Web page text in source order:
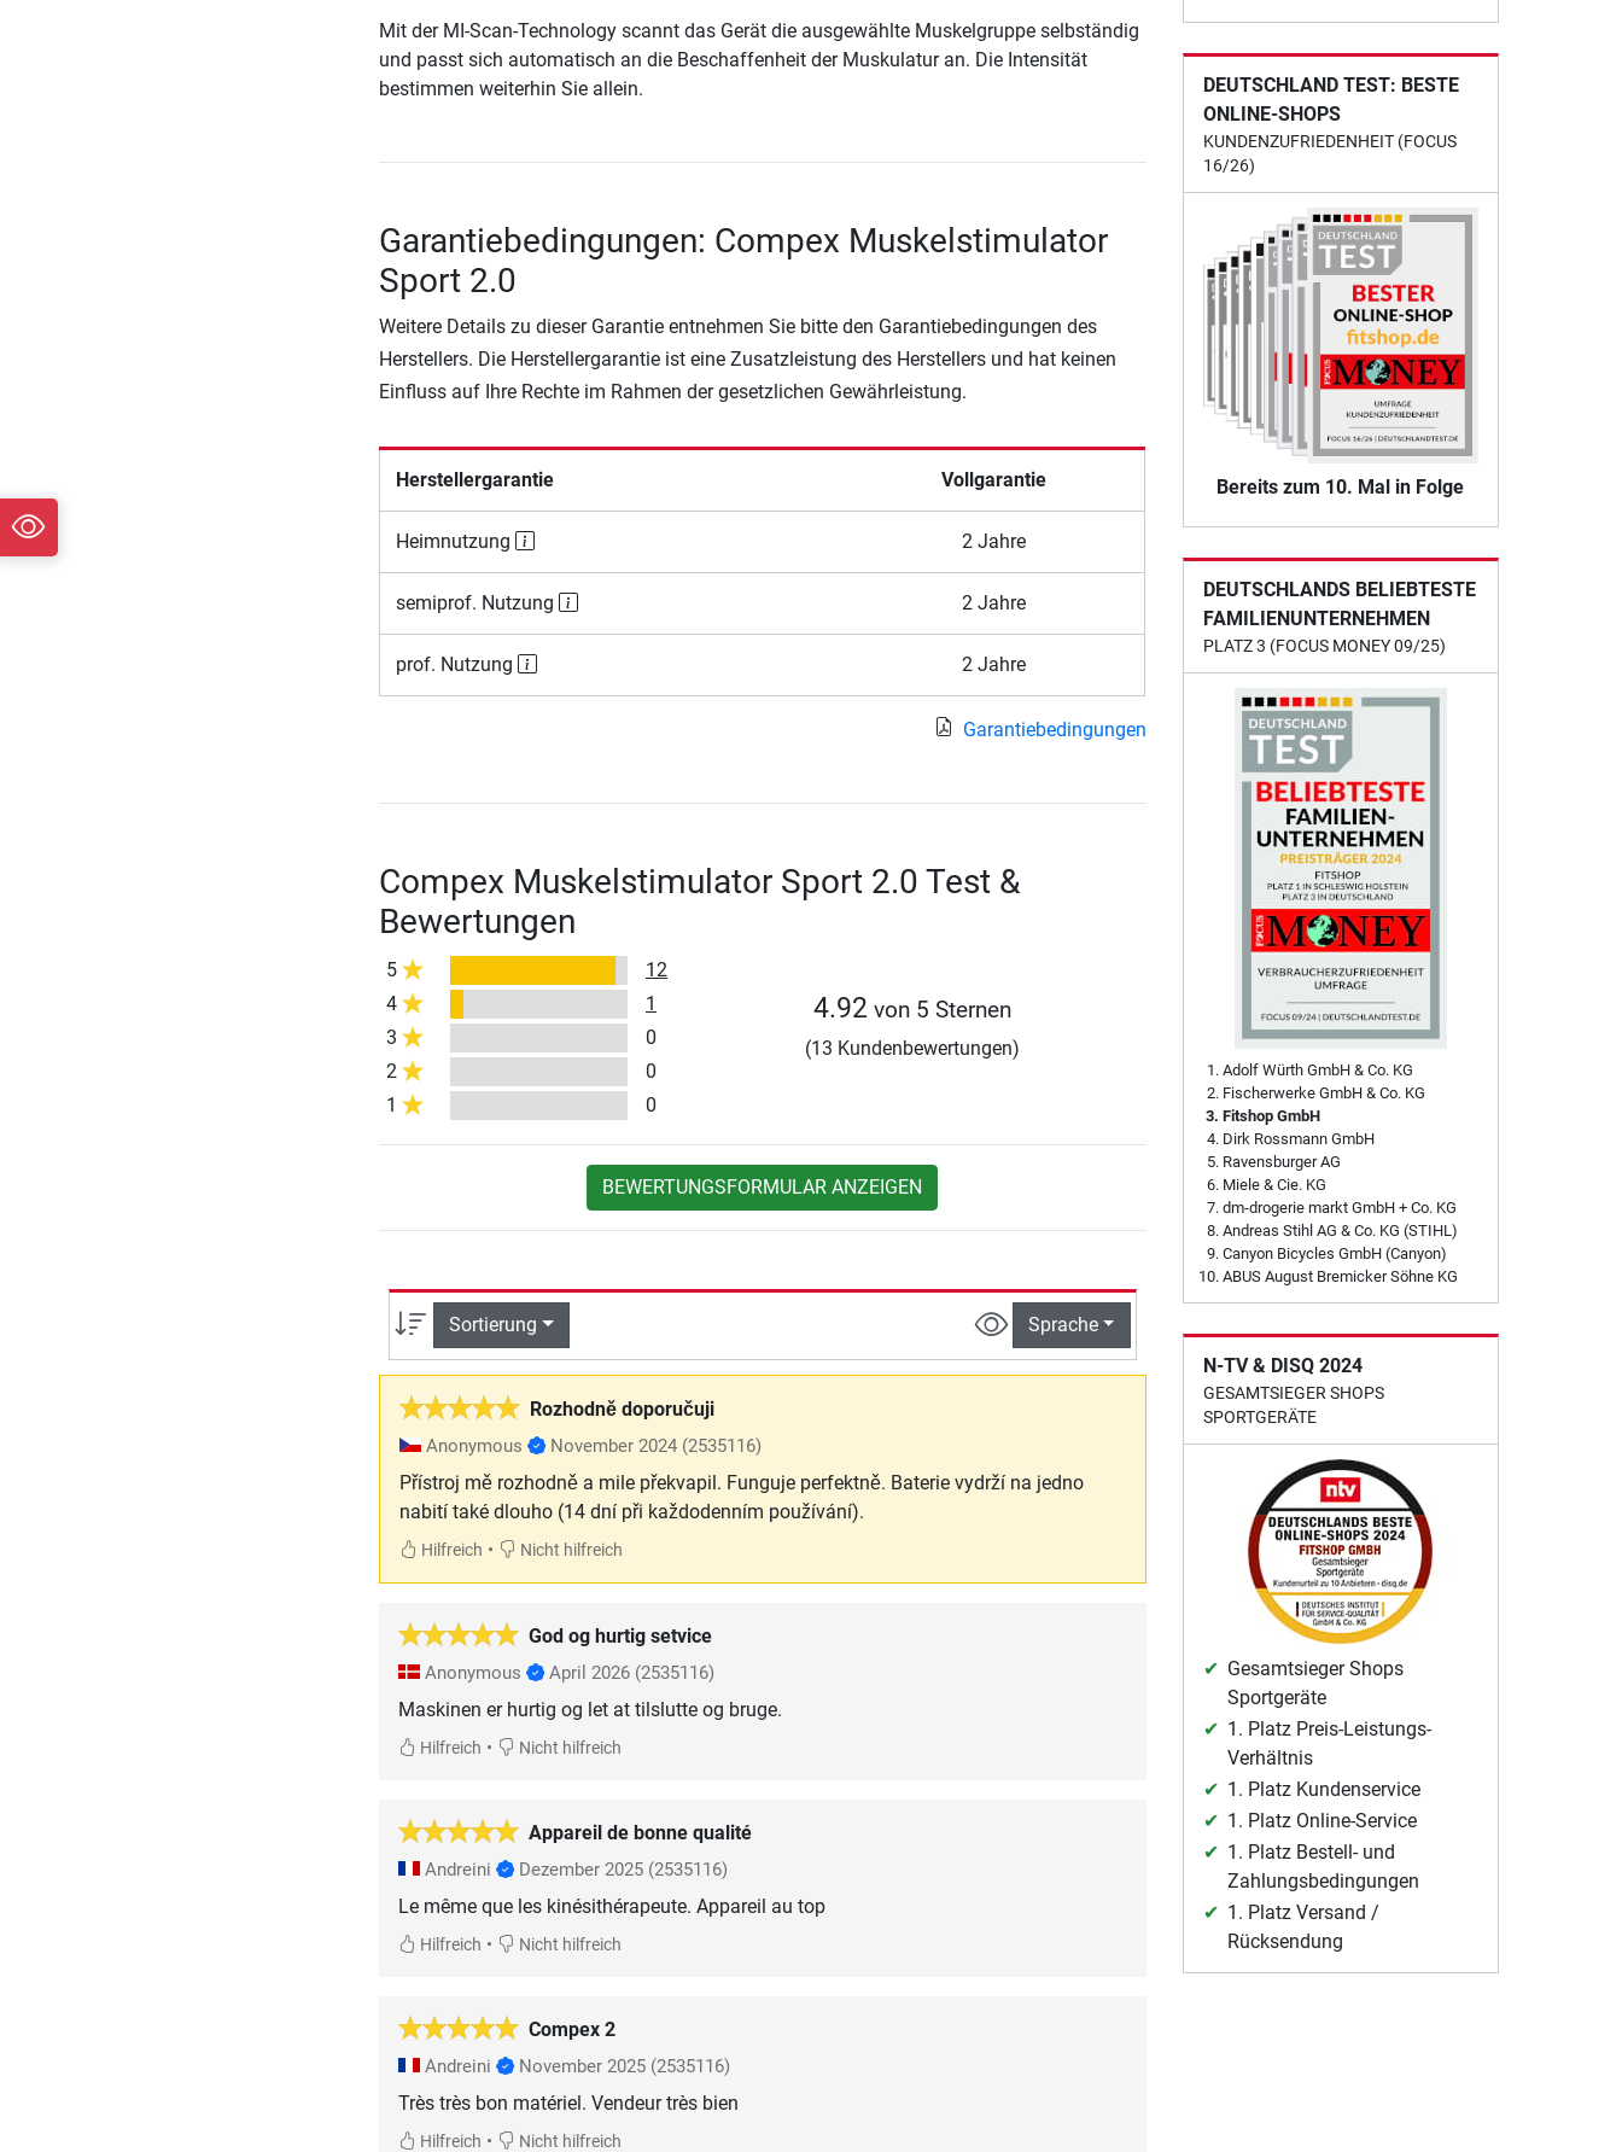
Mit der MI-Scan-Technology scannt das Gerät die ausgewählte Muskelgruppe selbständig
und passt sich automatisch an die Beschaffenheit der Muskulatur an. Die Intensität
bestimmen weiterhin Sie allein.
Garantiebedingungen: Compex Muskelstimulator
Sport 2.0
Weitere Details zu dieser Garantie entnehmen Sie bitte den Garantiebedingungen des
Herstellers. Die Herstellergarantie ist eine Zusatzleistung des Herstellers und hat keinen
Einfluss auf Ihre Rechte im Rahmen der gesetzlichen Gewährleistung.
Herstellergarantie Vollgarantie
Heimnutzung 2 Jahre
semiprof. Nutzung 2 Jahre
prof. Nutzung 2 Jahre
Garantiebedingungen
Compex Muskelstimulator Sport 2.0 Test &
Bewertungen
5
12
4
1
3
0
2
0
1
0
4.92 von 5 Sternen
(13 Kundenbewertungen)
BEWERTUNGSFORMULAR ANZEIGEN
Sortierung Sprache
Rozhodně doporučuji
Anonymous November 2024 (2535116)
Přístroj mě rozhodně a mile překvapil. Funguje perfektně. Baterie vydrží na jedno
nabití také dlouho (14 dní při každodenním používání).
Hilfreich • Nicht hilfreich
God og hurtig setvice
Anonymous April 2026 (2535116)
Maskinen er hurtig og let at tilslutte og bruge.
Hilfreich • Nicht hilfreich
Appareil de bonne qualité
Andreini Dezember 2025 (2535116)
Le même que les kinésithérapeute. Appareil au top
Hilfreich • Nicht hilfreich
Compex 2
Andreini November 2025 (2535116)
Très très bon matériel. Vendeur très bien
Hilfreich • Nicht hilfreich
DEUTSCHLAND TEST: BESTE
ONLINE-SHOPS
KUNDENZUFRIEDENHEIT (FOCUS
16/26)
Bereits zum 10. Mal in Folge
DEUTSCHLANDS BELIEBTESTE
FAMILIENUNTERNEHMEN
PLATZ 3 (FOCUS MONEY 09/25)
Adolf Würth GmbH & Co. KG
Fischerwerke GmbH & Co. KG
Fitshop GmbH
Dirk Rossmann GmbH
Ravensburger AG
Miele & Cie. KG
dm-drogerie markt GmbH + Co. KG
Andreas Stihl AG & Co. KG (STIHL)
Canyon Bicycles GmbH (Canyon)
ABUS August Bremicker Söhne KG
N-TV & DISQ 2024
GESAMTSIEGER SHOPS
SPORTGERÄTE
Gesamtsieger Shops
Sportgeräte
1. Platz Preis-Leistungs-
Verhältnis
1. Platz Kundenservice
1. Platz Online-Service
1. Platz Bestell- und
Zahlungsbedingungen
1. Platz Versand /
Rücksendung